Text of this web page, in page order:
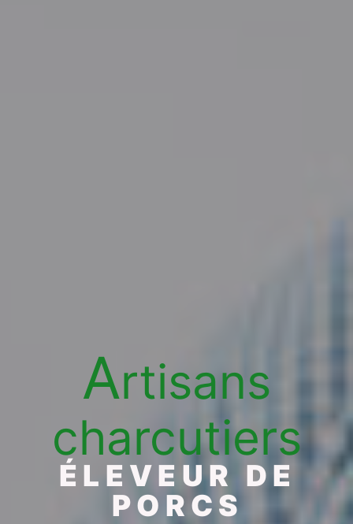
A
rtisans
charcutiers
ÉLEVEUR DE
PORCS